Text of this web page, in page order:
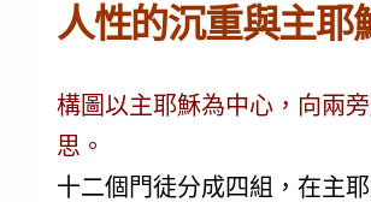
人性的沉重與主耶
構圖以主耶穌為中心，向兩
思。
十二個門徒分成四組，在主